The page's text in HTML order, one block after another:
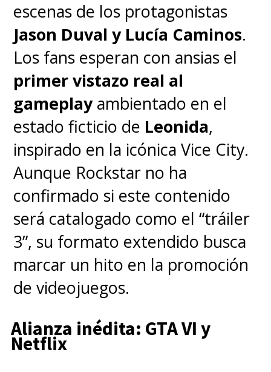
escenas de los protagonistas
Jason Duval y Lucía Caminos.
Los fans esperan con ansias el
primer vistazo real al
gameplayambientado en el
estado ficticio de Leonida,
inspirado en la icónica Vice City.
Aunque Rockstar no ha
confirmado si este contenido
será catalogado como el “tráiler
3”, su formato extendido busca
marcar un hito en la promoción
de videojuegos.
Alianza inédita: GTA VI y
Netflix